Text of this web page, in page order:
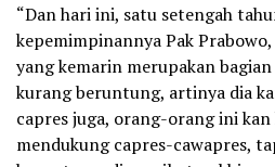
“Dan hari ini, satu setengah
kepemimpinannya Pak
yang kemarin merupakan
kurang beruntung, artinya dia
capres juga, orang-orang ini
mendukung capres-cawapres,